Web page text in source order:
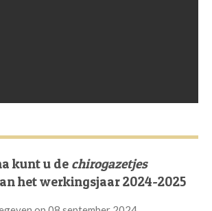
kunt u de chirogazetjes
het werkingsjaar 2024-2025